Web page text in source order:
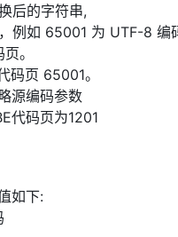
后的字符串,
例如 65001 为 UTF-8 编
。
码页 65001。
源编码参数
代码页为1201
如下: